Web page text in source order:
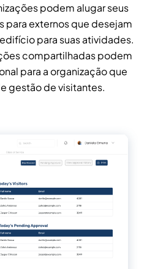
podem alugar seus
externos que desejam
para suas atividades.
compartilhadas podem
para a organização que
gestão de visitantes.